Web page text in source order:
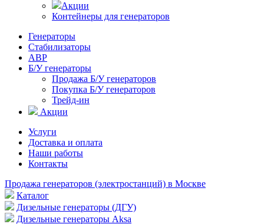
Акции
Контейнеры для генераторов
Генераторы
Стабилизаторы
АВР
Б/У генераторы
Продажа Б/У генераторов
Покупка Б/У генераторов
Трейд-ин
Акции
Услуги
Доставка и оплата
Наши работы
Контакты
Продажа генераторов (электростанций) в Москве
Каталог
Дизельные генераторы (ДГУ)
Дизельные генераторы Aksa